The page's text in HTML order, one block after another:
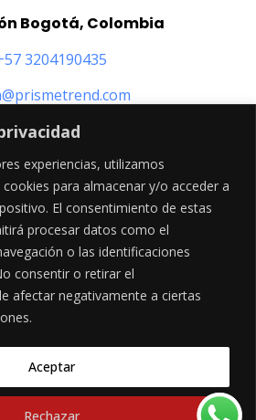
experiencias, utilizamos
para almacenar y/o acceder a
El consentimiento de estas
procesar datos como el
o las identificaciones
consentir o retirar el
afectar negativamente a ciertas
Rechazar
Aceptar
Bogotá, Colombia
3204190435
CONTACTANOS
SÍGUENOS EN
Políticas de privacidad